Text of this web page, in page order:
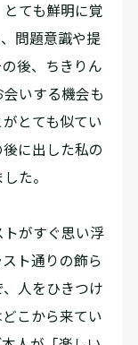
ても鮮明に覚
問題意識や提
後、ちきりん
いする機会も
とても似てい
に出した私の
た。
がすぐ思い浮
ト通りの飾ら
人をひきつけ
こから来てい